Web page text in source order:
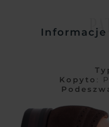
Kopyto :